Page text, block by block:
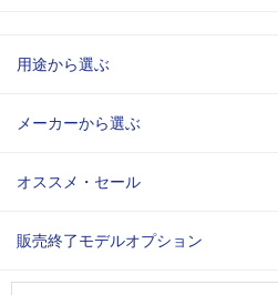
用途から選ぶ
メーカーから選ぶ
オススメ・セール
販売終了モデルオプション